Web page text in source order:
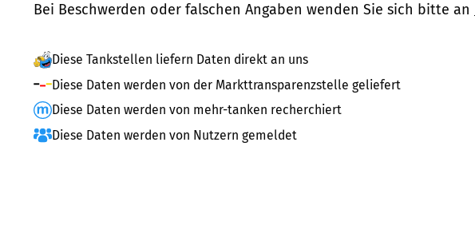
Bei Beschwerden oder falschen Angaben wenden Sie sich bitte an
Diese Tankstellen liefern Daten direkt an uns
Diese Daten werden von der Markttransparenzstelle geliefert
Diese Daten werden von mehr-tanken recherchiert
Diese Daten werden von Nutzern gemeldet